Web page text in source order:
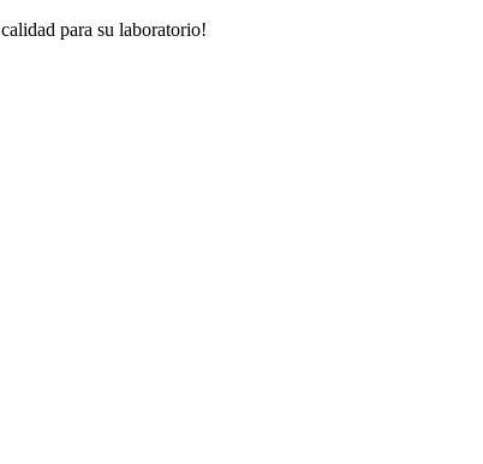
para su laboratorio!